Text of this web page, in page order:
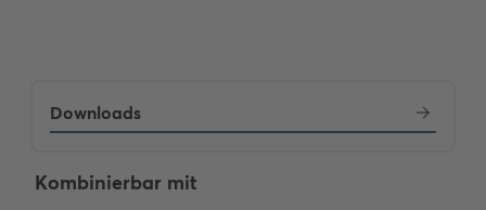
Downloads
Kombinierbar mit